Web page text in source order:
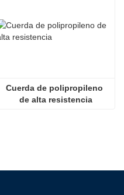
Cuerda de polipropileno
de alta resistencia